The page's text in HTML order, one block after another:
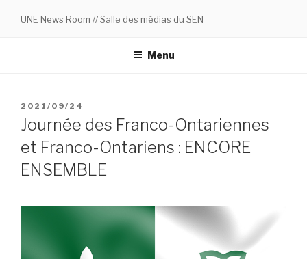
UNE News Room // Salle des médias du SEN
Menu
POSTED
ON
2021/09/24
Journée des Franco-Ontariennes
et Franco-Ontariens : ENCORE
ENSEMBLE